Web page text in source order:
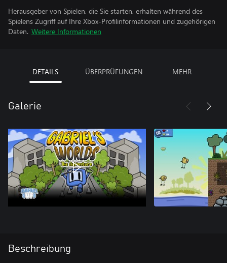
Herausgeber von Spielen, die Sie starten, erhalten während des
Spielens Zugriff auf Ihre Xbox-Profilinformationen und zugehörigen
Daten. Weitere Informationen
DETAILS ÜBERPRÜFUNGEN MEHR
Galerie
Beschreibung